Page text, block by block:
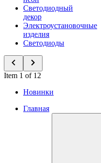
Светодиодный
декор
Электроустановочные
изделия
Светодиоды
Item 1 of 12
Новинки
Главная